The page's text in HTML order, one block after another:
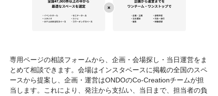
専用ページの相談フォームから、企画・会場探し・当日運営をま
とめて相談できます。会場はインスタベースに掲載の全国のスペ
ースから提案し、企画・運営はONDOのCo-Creationチームが担
当します。これにより、発注から支払い、当日まで、担当者の負